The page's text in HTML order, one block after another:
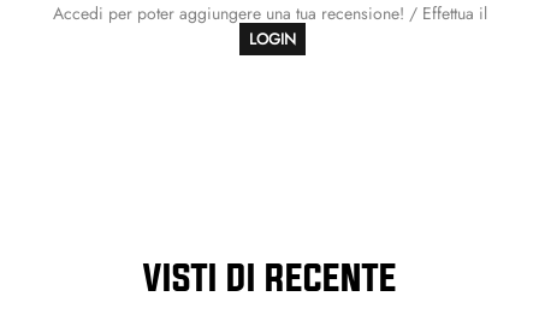
Accedi per poter aggiungere una tua recensione! / Effettua il
LOGIN
VISTI DI RECENTE